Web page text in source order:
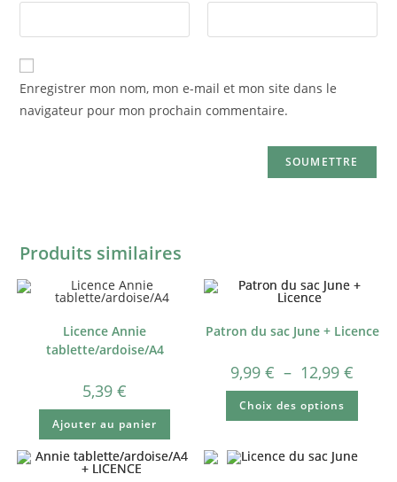
Enregistrer mon nom, mon e-mail et mon site dans le
navigateur pour mon prochain commentaire.
Produits similaires
Licence Annie
tablette/ardoise/A4
5,39€
Ajouter au panier
Patron du sac June + Licence
9,99€ – 12,99€
Choix des options